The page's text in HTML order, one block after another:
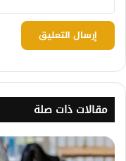
مقالات ذات صلة